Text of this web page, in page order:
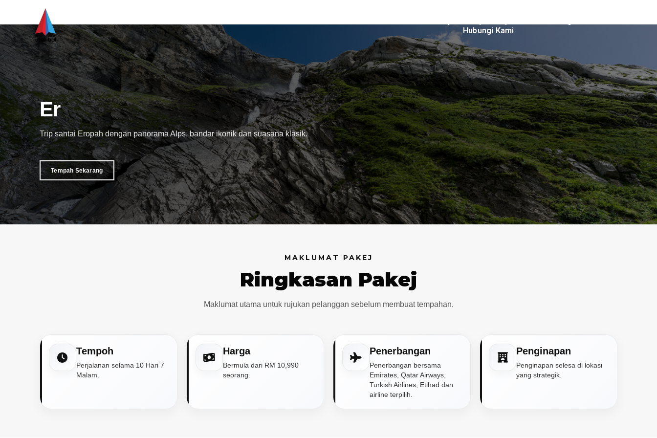
Hubungi Kami
Eropah 3 Negara
Trip santai Eropah dengan panorama Alps, bandar ikonik dan suasana klasik.
Tempah Sekarang
MAKLUMAT PAKEJ
Ringkasan Pakej
Maklumat utama untuk rujukan pelanggan sebelum membuat tempahan.
Tempoh
Perjalanan selama 10 Hari 7
Malam.
Harga
Bermula dari RM 10,990
seorang.
Penerbangan
Penerbangan bersama
Emirates, Qatar Airways,
Turkish Airlines, Etihad dan
airline terpilih.
Penginapan
Penginapan selesa di lokasi
yang strategik.